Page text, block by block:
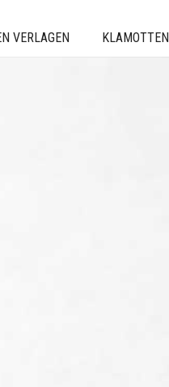
VERLAGEN KLAMOTTEN